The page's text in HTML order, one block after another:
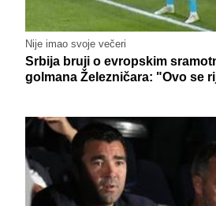
Nije imao svoje večeri
Srbija bruji o evropskim
golmana Železničara: "Ovo se